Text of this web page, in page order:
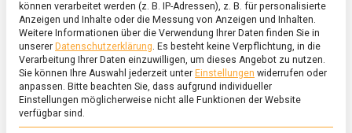
können verarbeitet werden (z. B. IP-Adressen), z. B. für personalisierte
Anzeigen und Inhalte oder die Messung von Anzeigen und Inhalten.
Weitere Informationen über die Verwendung Ihrer Daten finden Sie in
unserer Datenschutzerklärung. Es besteht keine Verpflichtung, in die
Verarbeitung Ihrer Daten einzuwilligen, um dieses Angebot zu nutzen.
Sie können Ihre Auswahl jederzeit unter Einstellungen widerrufen oder
anpassen. Bitte beachten Sie, dass aufgrund individueller
Einstellungen möglicherweise nicht alle Funktionen der Website
verfügbar sind.